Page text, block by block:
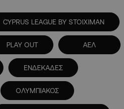
CYPRUS LEAGUE BY STOIXIMAN
PLAY OUT ΑΕΛ
ΕΝΔΕΚΑΔΕΣ
ΟΛΥΜΠΙΑΚΟΣ